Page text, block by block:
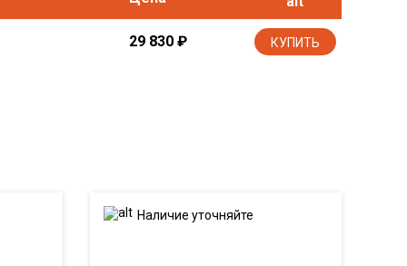
29 830 ₽ КУПИТЬ
Наличие уточняйте